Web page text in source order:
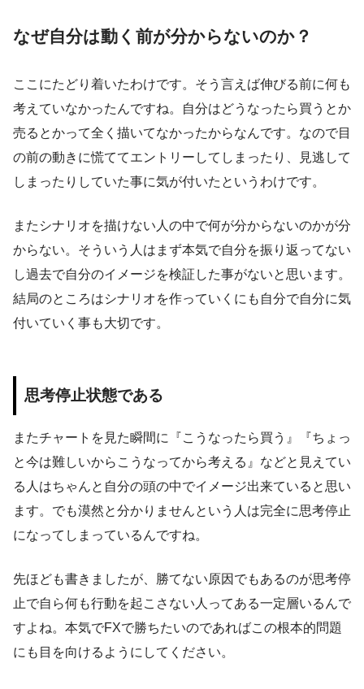
なぜ自分は動く前が分からないのか？
ここにたどり着いたわけです。そう言えば伸びる前に何も
考えていなかったんですね。自分はどうなったら買うとか
売るとかって全く描いてなかったからなんです。なので目
の前の動きに慌ててエントリーしてしまったり、見逃して
しまったりしていた事に気が付いたというわけです。
またシナリオを描けない人の中で何が分からないのかが分
からない。そういう人はまず本気で自分を振り返ってない
し過去で自分のイメージを検証した事がないと思います。
結局のところはシナリオを作っていくにも自分で自分に気
付いていく事も大切です。
思考停止状態である
またチャートを見た瞬間に『こうなったら買う』『ちょっ
と今は難しいからこうなってから考える』などと見えてい
る人はちゃんと自分の頭の中でイメージ出来ていると思い
ます。でも漠然と分かりませんという人は完全に思考停止
になってしまっているんですね。
先ほども書きましたが、勝てない原因でもあるのが思考停
止で自ら何も行動を起こさない人ってある一定層いるんで
すよね。本気でFXで勝ちたいのであればこの根本的問題
にも目を向けるようにしてください。